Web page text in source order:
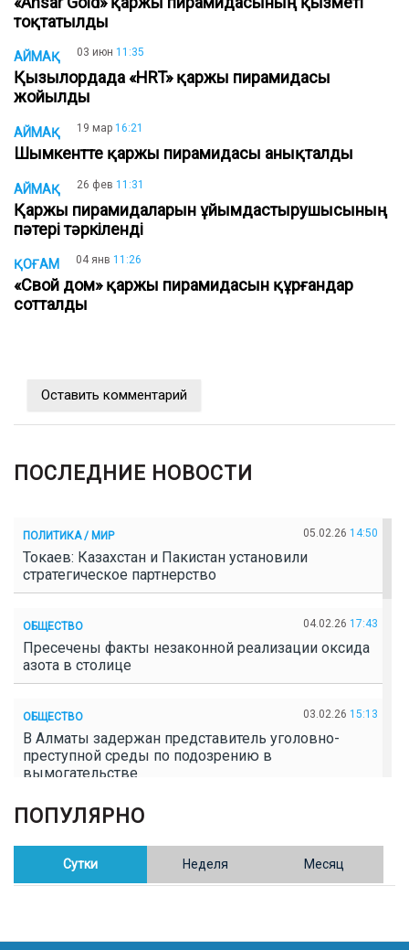
тоқтатылды
АЙМАҚ 03 июн 11:35
Қызылордада «HRT» қаржы пирамидасы
жойылды
АЙМАҚ 19 мар 16:21
Шымкентте қаржы пирамидасы анықталды
АЙМАҚ 26 фев 11:31
Қаржы пирамидаларын ұйымдастырушысының
пәтері тәркіленді
ҚОҒАМ 04 янв 11:26
«Свой дом» қаржы пирамидасын құрғандар
сотталды
Оставить комментарий
ПОСЛЕДНИЕ НОВОСТИ
ПОЛИТИКА / МИР 05.02.26 14:50
Токаев: Казахстан и Пакистан установили
стратегическое партнерство
ОБЩЕСТВО 04.02.26 17:43
Пресечены факты незаконной реализации оксида
азота в столице
ОБЩЕСТВО 03.02.26 15:13
В Алматы задержан представитель уголовно-
преступной среды по подозрению в
вымогательстве
ОБЩЕСТВО
Полицейские пресекли незаконное выращивание
конопли в Таразе
Казахстан возглавил Договор о зоне, свободной от
ПОПУЛЯРНО
Сутки Неделя Месяц